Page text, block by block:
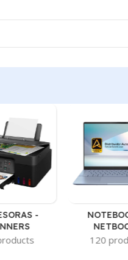
-
120